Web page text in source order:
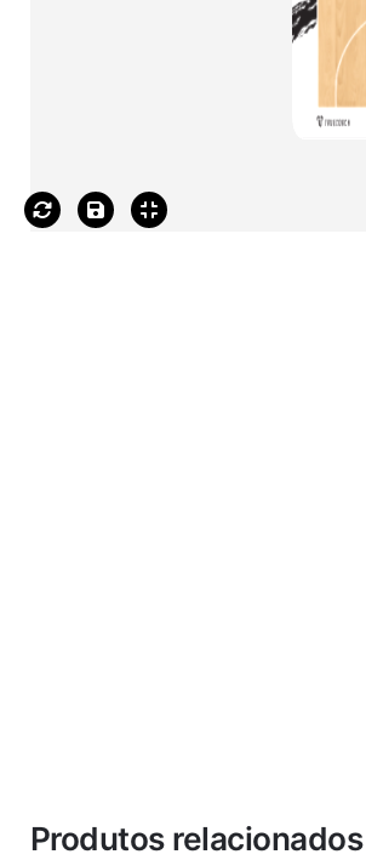
Produtos relacionados